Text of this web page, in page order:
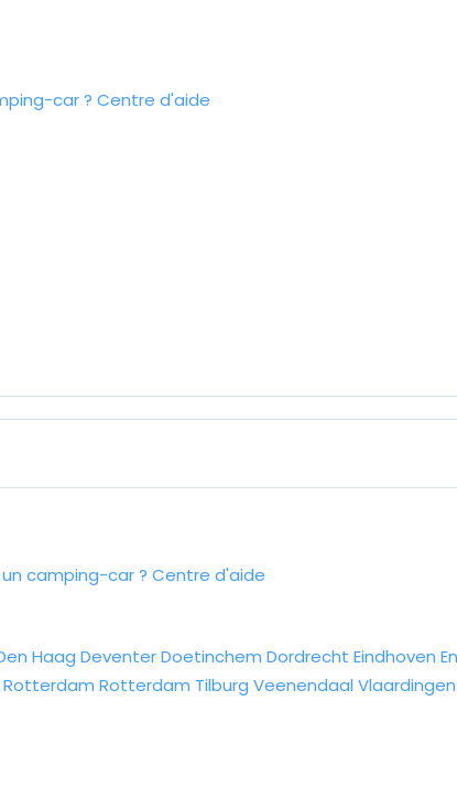
car ? Centre d'aide
camping-car ? Centre d'aide
Haag DeventerDoetinchem Dordrecht Eindhoven
Rotterdam Rotterdam Tilburg Veenendaal Vlaardingen